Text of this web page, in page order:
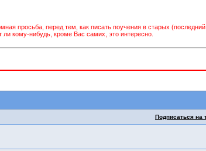
просьба, перед тем, как писать поучения в старых
кому-нибудь, кроме Вас cамих, это интересно.
Подписаться на